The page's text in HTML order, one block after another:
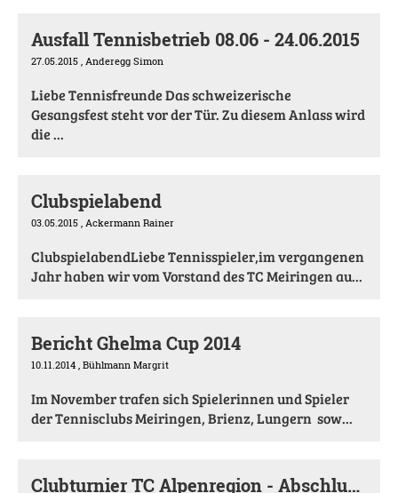
Ausfall Tennisbetrieb 08.06 - 24.06.2015
27.05.2015 , Anderegg Simon
Liebe Tennisfreunde Das schweizerische
Gesangsfest steht vor der Tür. Zu diesem Anlass wird
die ...
Clubspielabend
03.05.2015 , Ackermann Rainer
ClubspielabendLiebe Tennisspieler,im vergangenen
Jahr haben wir vom Vorstand des TC Meiringen au...
Bericht Ghelma Cup 2014
10.11.2014 , Bühlmann Margrit
Im November trafen sich Spielerinnen und Spieler
der Tennisclubs Meiringen, Brienz, Lungern sow...
Clubturnier TC Alpenregion - Abschlussbericht